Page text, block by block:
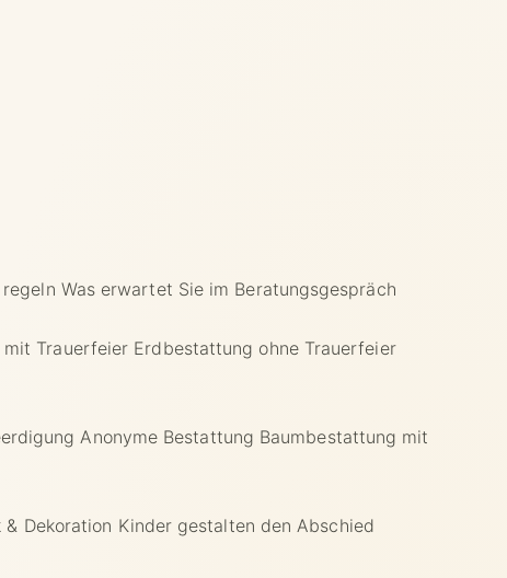
Was erwartet Sie im Beratungsgespräch
Trauerfeier Erdbestattung ohne Trauerfeier
Anonyme Bestattung Baumbestattung mit
Dekoration Kinder gestalten den Abschied